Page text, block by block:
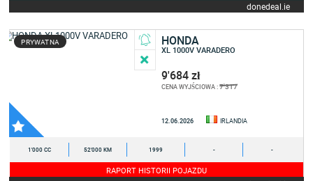
donedeal.ie
PRYWATNA HONDA
XL 1000V VARADERO
9'684 zł
CENA WYJŚCIOWA :7'317
12.06.2026 IRLANDIA
1'000 CC 52'000 KM 1999 - -
RAPORT HISTORII POJAZDU